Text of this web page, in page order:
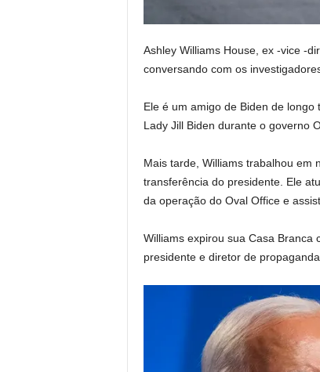
Ashley Williams House, ex -vice -
conversando com os
Ele é um amigo de Biden de
Lady Jill Biden durante o governo
Mais tarde, Williams trabalhou em
transferência do presidente. Ele
da operação do Oval Office e
Williams expirou sua Casa Branca
presidente e diretor de